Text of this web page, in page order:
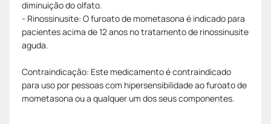
diminuição do olfato.
- Rinossinusite: O furoato de mometasona é indicado para
pacientes acima de 12 anos no tratamento de rinossinusite
aguda.
Contraindicação: Este medicamento é contraindicado
para uso por pessoas com hipersensibilidade ao furoato de
mometasona ou a qualquer um dos seus componentes.